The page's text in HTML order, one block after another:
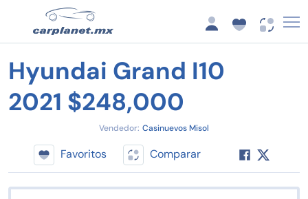
Hyundai Grand I10
2021 $248,000
Vendedor: Casinuevos Misol
Favoritos Comparar